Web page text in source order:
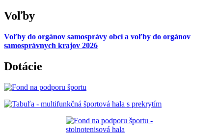
Voľby
Voľby do orgánov samosprávy obcí a voľby do orgánov
samosprávnych krajov 2026
Dotácie